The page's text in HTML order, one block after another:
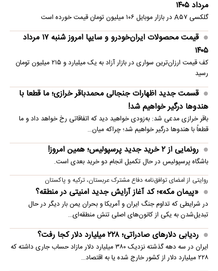
مرداد ۱۴۰۵
گلکسی A۵۷ در بازار موبایل ۱۰۶ میلیون تومان قیمت خورده است
قیمت محصولات ایران‌خودرو و سایپا امروز شنبه ۱۷ مرداد
۱۴۰۵
کف قیمت ارزان‌ترین سواری در بازار آزاد به یک میلیارد و ۲۱۵ میلیون تومان
رسید
قسمت جدید اظهارات جنجالی محمدباقر خرازی؛ ما قطعا با
هندوها درگیر خواهیم شد!
باقر خرازی مدعی شد: به‌زودی خواهید دید که اتفاقاتی رخ خواهد داد و ما
قطعاً با هندوها درگیر خواهیم شد؛ چراکه میان…
رونمایی از ۲ خرید جدید پرسپولیس؛ همین امروز!
باشگاه پرسپولیس در حال تکمیل انجام دو خرید بعدی است.
روایتی از امضای توافق‌نامه دفاع مشترک عربستان، ترکیه و پاکستان
«پیمان مکه»؛ کد آغاز آرایش جدید امنیتی در منطقه؟
در شرایطی که تداوم جنگ ایران و آمریکا و بحران یمن بار دیگر در حال
تبدیل‌شدن به یکی از کانون‌های اصلی تنش منطقه‌ای…
ردیابی دلارهای صادراتی؛ ۲۲۸ میلیارد دلار کجا رفت؟
ایران در سه دهه گذشته نزدیک ۳۸۰ میلیارد دلار مازاد حساب جاری داشته که
۲۲۸ میلیارد دلار از کشور خارج شده یا به اقتصاد…